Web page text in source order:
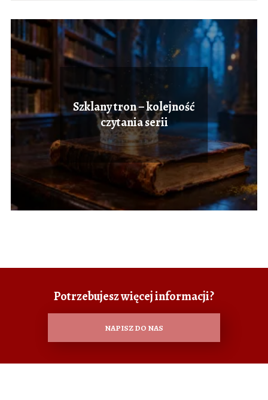
Szklany tron – kolejność
czytania serii
Potrzebujesz więcej informacji?
NAPISZ DO NAS